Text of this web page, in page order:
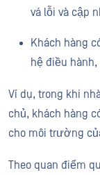
vá lỗi và cập
Khách hàng
hệ điều
Ví dụ, trong khi
chủ, khách hàng
cho môi trường
Theo quan điểm